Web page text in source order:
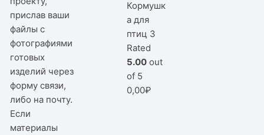
прислав ваши
файлы с
фотографиями
готовых
изделий через
форму связи,
либо на почту.
Если
материалы
Кормушк
а для
птиц 3
Rated
5.00 out
of 5
0,00₽